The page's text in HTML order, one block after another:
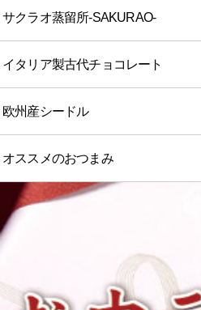
サクラオ蒸留所-SAKURAO-
イタリア製古代チョコレート
欧州産シードル
オススメのおつまみ